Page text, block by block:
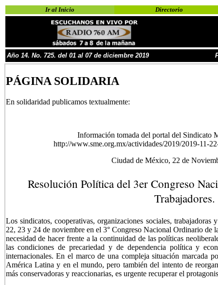
Ir al Inicio Directorio
Año 14. No. 725. del 01 al 07 de diciembre2019
PÁGINA SOLIDARIA
En solidaridad publicamos textualmente:
Información tomada del portal del Sindicato
http://www.sme.org.mx/actividades/2019/2019-11-
Ciudad de México, 22 de
Resolución Política del 3er Congreso
Trabajadores.
Los sindicatos, cooperativas, organizaciones sociales,
22, 23 y 24 de noviembre en el 3° Congreso Nacional Ordinario de
necesidad de hacer frente a la continuidad de las políticas
las condiciones de precariedad y de dependencia política y
internacionales. En el marco de una compleja situación marcada
América Latina y en el mundo, pero también del intento de
más conservadoras y reaccionarias, es urgente recuperar el